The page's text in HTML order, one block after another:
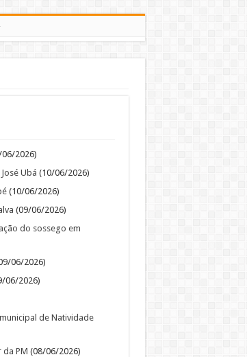
2026)
Ubá (10/06/2026)
(10/06/2026)
(09/06/2026)
do sossego em
06/2026)
06/2026)
de Natividade
PM (08/06/2026)